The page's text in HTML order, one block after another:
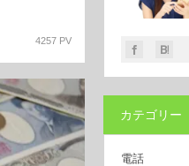
4257 PV
カテゴリー
電話